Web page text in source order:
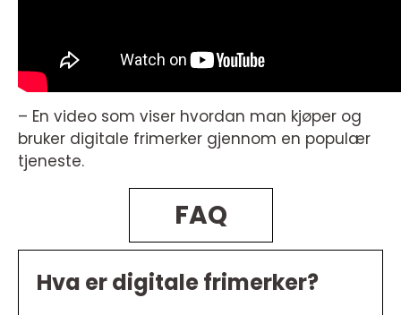
– En video som viser hvordan man kjøper og
bruker digitale frimerker gjennom en populær
tjeneste.
FAQ
Hva er digitale frimerker?